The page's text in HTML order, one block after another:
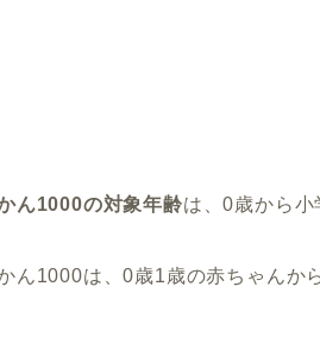
ん1000の対象年齢は、0歳から小
ん1000は、0歳1歳の赤ちゃんか